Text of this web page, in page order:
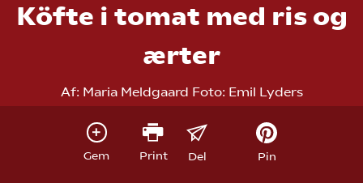
Köfte i tomat med ris og
ærter
Af: Maria Meldgaard Foto: Emil Lyders
Gem Print Del Pin